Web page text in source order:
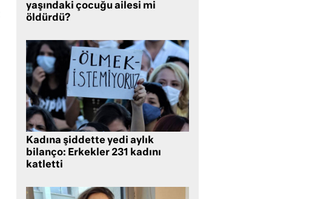
yaşındaki çocuğu ailesi mi
öldürdü?
Kadına şiddette yedi aylık
bilanço: Erkekler 231 kadını
katletti